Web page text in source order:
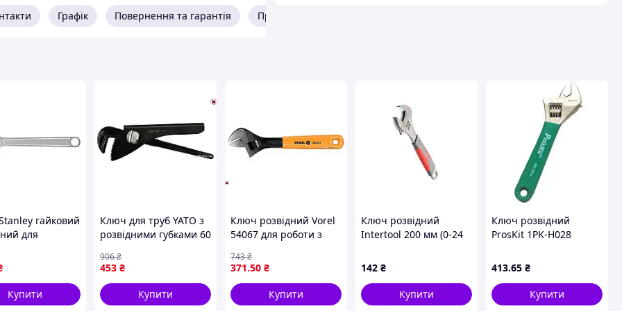
Графік Повернення та гарантія Про продавця
гайковий
для
і надійний
Купити
Ключ для труб YATO з
розвідними губками 60
робіт і будівництва
453 ₴
906₴
Купити
Ключ розвідний Vorel
54067 для роботи з
гумовою ручкою та
оксидованою
поверхнею
371.50 ₴
743₴
Купити
Ключ розвідний
Intertool 200 мм (0-24
142 ₴
Купити
Ключ розвідний
ProsKit 1PK-H028
413.65 ₴
Купити